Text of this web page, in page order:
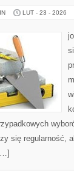
LUT - 23 - 2026
się regularność,